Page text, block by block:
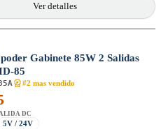
Ver detalles
Gabinete 85W 2 Salidas
85
#2 mas vendido
DC
5V / 24V